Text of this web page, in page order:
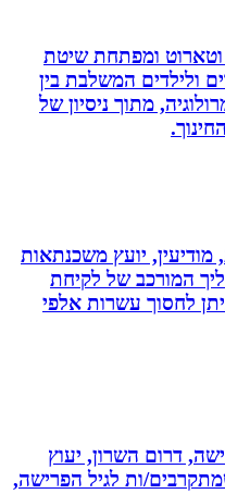
ומפתחת שיטת
המשלבת בין
מתוך ניסיון של
יועץ משכנתאות
של לקיחת
עשרות אלפי
השרון, יעוץ
ות לגיל הפרישה,